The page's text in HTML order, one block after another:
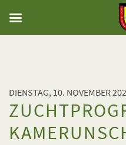
DIENSTAG, 10. NOVEMBER